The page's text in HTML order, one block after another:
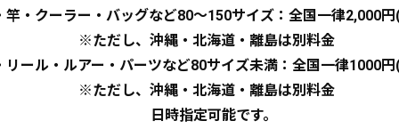
・クーラー・バッグなど80～150サイズ：全国一律2,000
※ただし、沖縄・北海道・離島は別料金
ール・ルアー・パーツなど80サイズ未満：全国一律1000
※ただし、沖縄・北海道・離島は別料金
日時指定可能です。